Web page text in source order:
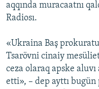
aqqında muracaatnı
Radiosı.
«Ukraina Baş
Tsarövni cinaiy
ceza olaraq apske
etti», – dep ayttı